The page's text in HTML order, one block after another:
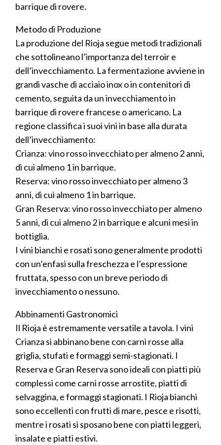
barrique di rovere.
Metodo di Produzione
La produzione del Rioja segue metodi tradizionali
che sottolineano l’importanza del terroir e
dell’invecchiamento. La fermentazione avviene in
grandi vasche di acciaio inox o in contenitori di
cemento, seguita da un invecchiamento in
barrique di rovere francese o americano. La
regione classifica i suoi vini in base alla durata
dell’invecchiamento:
Crianza: vino rosso invecchiato per almeno 2 anni,
di cui almeno 1 in barrique.
Reserva: vino rosso invecchiato per almeno 3
anni, di cui almeno 1 in barrique.
Gran Reserva: vino rosso invecchiato per almeno
5 anni, di cui almeno 2 in barrique e alcuni mesi in
bottiglia.
I vini bianchi e rosati sono generalmente prodotti
con un’enfasi sulla freschezza e l’espressione
fruttata, spesso con un breve periodo di
invecchiamento o nessuno.
Abbinamenti Gastronomici
Il Rioja è estremamente versatile a tavola. I vini
Crianza si abbinano bene con carni rosse alla
griglia, stufati e formaggi semi-stagionati. I
Reserva e Gran Reserva sono ideali con piatti più
complessi come carni rosse arrostite, piatti di
selvaggina, e formaggi stagionati. I Rioja bianchi
sono eccellenti con frutti di mare, pesce e risotti,
mentre i rosati si sposano bene con piatti leggeri,
insalate e piatti estivi.